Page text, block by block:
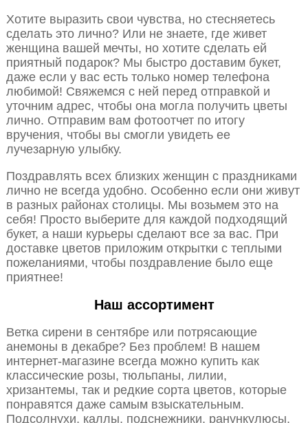
Хотите выразить свои чувства, но стесняетесь
сделать это лично? Или не знаете, где живет
женщина вашей мечты, но хотите сделать ей
приятный подарок? Мы быстро доставим букет,
даже если у вас есть только номер телефона
любимой! Свяжемся с ней перед отправкой и
уточним адрес, чтобы она могла получить цветы
лично. Отправим вам фотоотчет по итогу
вручения, чтобы вы смогли увидеть ее
лучезарную улыбку.
Поздравлять всех близких женщин с праздниками
лично не всегда удобно. Особенно если они живут
в разных районах столицы. Мы возьмем это на
себя! Просто выберите для каждой подходящий
букет, а наши курьеры сделают все за вас. При
доставке цветов приложим открытки с теплыми
пожеланиями, чтобы поздравление было еще
приятнее!
Наш ассортимент
Ветка сирени в сентябре или потрясающие
анемоны в декабре? Без проблем! В нашем
интернет-магазине всегда можно купить как
классические розы, тюльпаны, лилии,
хризантемы, так и редкие сорта цветов, которые
понравятся даже самым взыскательным.
Подсолнухи, каллы, подснежники, ранункулюсы,